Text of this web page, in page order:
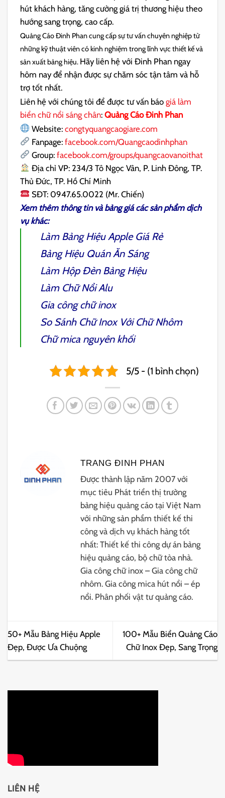
hút khách hàng, tăng cường giá trị thương hiệu theo
hướng sang trọng, cao cấp.
Quảng Cáo Đinh Phan cung cấp sự tư vấn chuyên nghiệp từ
những kỹ thuật viên có kinh nghiệm trong lĩnh vực thiết kế và
sản xuất bảng hiệu. Hãy liên hệ với Đinh Phan ngay
hôm nay để nhận được sự chăm sóc tận tâm và hỗ
trợ tốt nhất.
Liên hệ với chúng tôi để được tư vấn báogiá làm
biển chữ nổi sáng chân: Quảng Cáo Đinh Phan
Website: congtyquangcaogiare.com
Fanpage: facebook.com/Quangcaodinhphan
Group: facebook.com/groups/quangcaovanoithat
Địa chỉ VP: 234/3 Tô Ngọc Vân, P. Linh Đông, TP.
Thủ Đức, TP. Hồ Chí Minh
SĐT: 0947.65.0022 (Mr. Chiến)
Xem thêm thông tin và bảng giá các sản phẩm dịch
vụ khác:
Làm Bảng Hiệu AppleGiá Rẻ
Bảng Hiệu Quán Ăn Sáng
Làm Hộp Đèn Bảng Hiệu
Làm Chữ Nổi Alu
Gia công chữ inox
So Sánh Chữ Inox Với Chữ Nhôm
Chữ mica nguyên khối
5/5 - (1 bình chọn)
TRANG ĐINH PHAN
Được thành lập năm 2007 với
mục tiêu Phát triển thị trường
bảng hiệu quảng cáo tại Việt Nam
với những sản phẩm thiết kế thi
công và dịch vụ khách hàng tốt
nhất: Thiết kế thi công dự án bảng
hiệu quảng cáo, bộ chữ tòa nhà.
Gia công chữ inox – Gia công chữ
nhôm. Gia công mica hút nổi – ép
nổi. Phân phối vật tư quảng cáo.
50+ Mẫu Bảng Hiệu Apple
Đẹp, Được Ưa Chuộng
100+ Mẫu Biển Quảng Cáo
Chữ Inox Đẹp, Sang Trọng
LIÊN HỆ